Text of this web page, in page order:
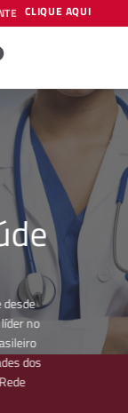
CLIQUE AQUI
desde
no
dos